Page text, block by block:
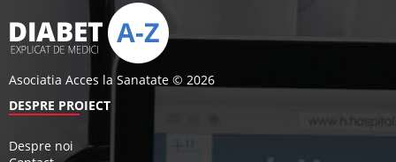
Asociatia Acces la Sanatate © 2026
DESPRE PROIECT
Despre noi